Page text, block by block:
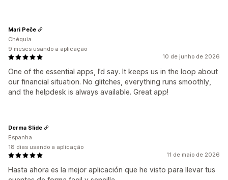
10 de junho de 2026
One of the essential apps, I’d say. It keeps us in the loop about
our financial situation. No glitches, everything runs smoothly,
and the helpdesk is always available. Great app!
Mari Peče
Chéquia
9 meses usando a aplicação
11 de maio de 2026
Hasta ahora es la mejor aplicación que he visto para llevar tus
Derma Slide
Espanha
18 dias usando a aplicação